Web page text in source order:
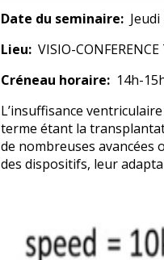
Date du seminaire
Lieu
VISIO-CONFERENCE
Créneau horaire
14h-
L’insuffisance
terme étant la
de nombreuses
des dispositifs, leur